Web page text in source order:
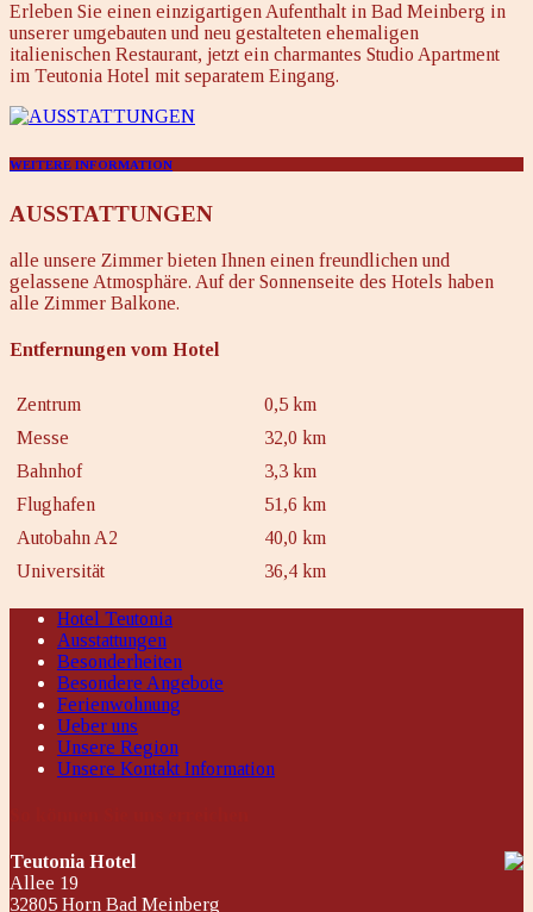
Erleben Sie einen einzigartigen Aufenthalt in Bad Meinberg in
unserer umgebauten und neu gestalteten ehemaligen
italienischen Restaurant, jetzt ein charmantes Studio Apartment
im Teutonia Hotel mit separatem Eingang.
WEITERE INFORMATION
AUSSTATTUNGEN
alle unsere Zimmer bieten Ihnen einen freundlichen und
gelassene Atmosphäre. Auf der Sonnenseite des Hotels haben
alle Zimmer Balkone.
Entfernungen vom Hotel
Zentrum
0,5 km
Messe
32,0 km
Bahnhof
3,3 km
Flughafen
51,6 km
Autobahn A2
40,0 km
Universität
36,4 km
Hotel Teutonia
Ausstattungen
Besonderheiten
Besondere Angebote
Ferienwohnung
Ueber uns
Unsere Region
Unsere Kontakt Information
Teutonia Hotel
Allee 19
32805 Horn Bad Meinberg